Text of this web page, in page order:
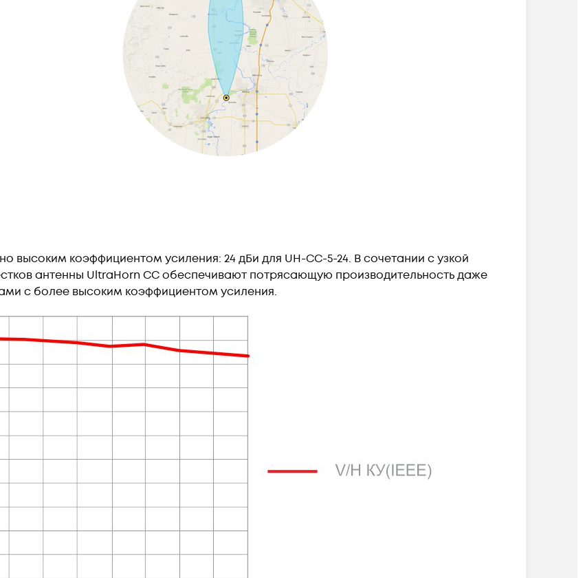
высоким коэффициентом усиления: 24 дБи для UH-CC-5-24. В сочетании с узкой
антенны UltraHorn СС обеспечивают потрясающую производительность даже
с более высоким коэффициентом усиления.